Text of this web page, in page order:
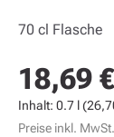
70 cl Flasche
Regulärer Preis:
18,69 €
Inhalt: 0.7 l
Preise inkl.